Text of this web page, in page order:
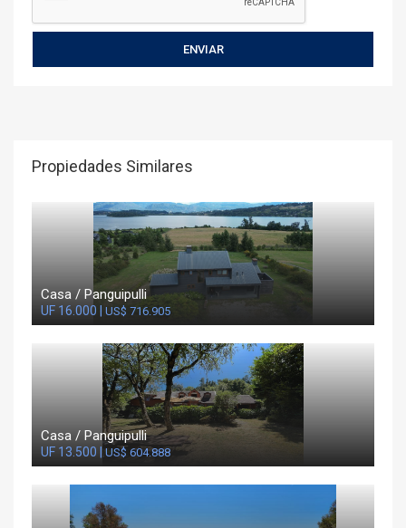
Propiedades Similares
Casa / Panguipulli
UF 16.000 | US$ 716.905
Casa / Panguipulli
UF 13.500 | US$ 604.888